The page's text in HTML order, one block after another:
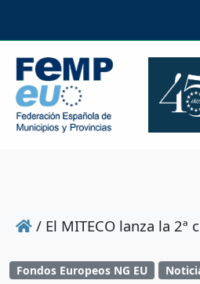
/ El MITECO lanza la
Fondos Europeos NG EU